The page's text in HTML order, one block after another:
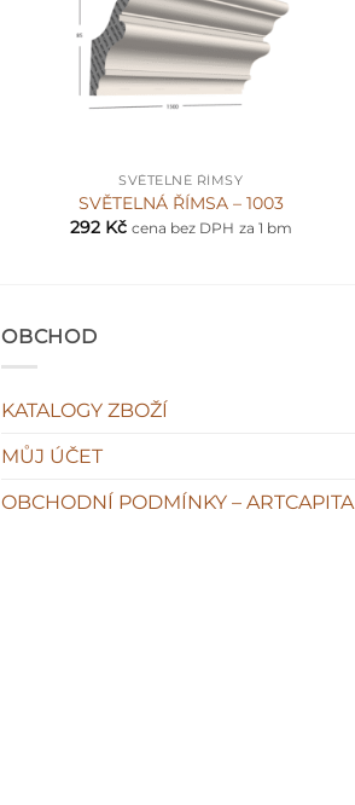
SVĚTELNÉ ŘÍMSY
SVĚTELNÁ ŘÍMSA – 1003
292 Kč cena bez DPH za 1 bm
OBCHOD
KATALOGY ZBOŽÍ
MŮJ ÚČET
OBCHODNÍ PODMÍNKY – ARTCAPITA